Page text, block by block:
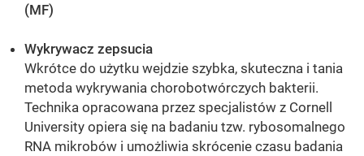
(MF)
Wykrywacz zepsucia
Wkrótce do użytku wejdzie szybka, skuteczna i tania
metoda wykrywania chorobotwórczych bakterii.
Technika opracowana przez specjalistów z Cornell
University opiera się na badaniu tzw. rybosomalnego
RNA mikrobów i umożliwia skrócenie czasu badania